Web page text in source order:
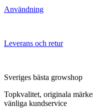
Användning
Leverans och retur
Sveriges bästa growshop
Topkvalitet, originala
vänliga kundservice